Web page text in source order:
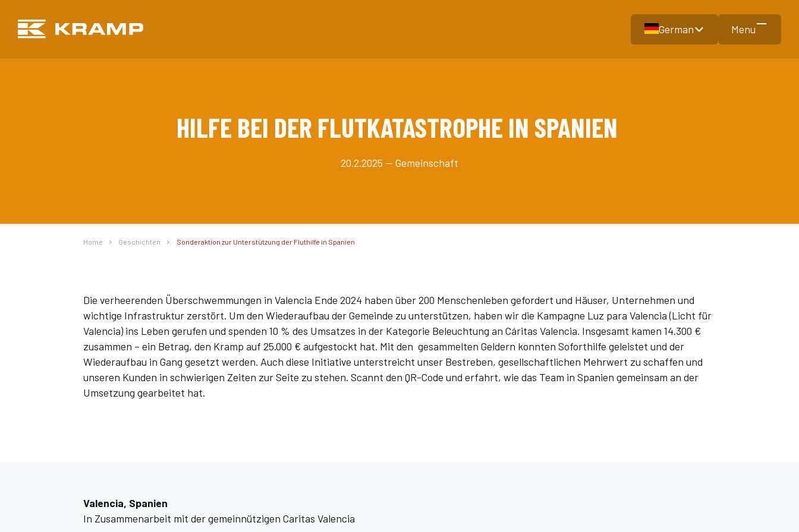
German Menu
HILFE BEI DER FLUTKATASTROPHE IN SPANIEN
20.2.2025 — Gemeinschaft
Home Geschichten Sonderaktion zur Unterstützung der Fluthilfe in Spanien
Die verheerenden Überschwemmungen in Valencia Ende 2024 haben über 200 Menschenleben gefordert und Häuser, Unternehmen und
wichtige Infrastruktur zerstört. Um den Wiederaufbau der Gemeinde zu unterstützen, haben wir die Kampagne Luz para Valencia (Licht für
Valencia) ins Leben gerufen und spenden 10 % des Umsatzes in der Kategorie Beleuchtung an Cáritas Valencia. Insgesamt kamen 14.300 €
zusammen – ein Betrag, den Kramp auf 25.000 € aufgestockt hat. Mit den gesammelten Geldern konnten Soforthilfe geleistet und der
Wiederaufbau in Gang gesetzt werden. Auch diese Initiative unterstreicht unser Bestreben, gesellschaftlichen Mehrwert zu schaffen und
unseren Kunden in schwierigen Zeiten zur Seite zu stehen. Scannt den QR-Code und erfahrt, wie das Team in Spanien gemeinsam an der
Umsetzung gearbeitet hat.
Valencia, Spanien
In Zusammenarbeit mit der gemeinnützigen Caritas Valencia